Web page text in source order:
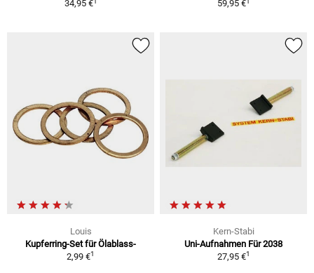
34,95 €
59,95 €
Louis
Kupferring-Set für Ölablass-
2,99 €1
Kern-Stabi
Uni-Aufnahmen Für 2038
27,95 €1